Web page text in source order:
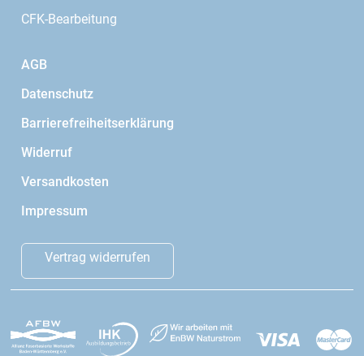
CFK-Bearbeitung
AGB
Datenschutz
Barrierefreiheitserklärung
Widerruf
Versandkosten
Impressum
Vertrag widerrufen